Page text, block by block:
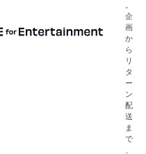
企
画
か
ら
リ
タ
ー
ン
配
送
ま
で